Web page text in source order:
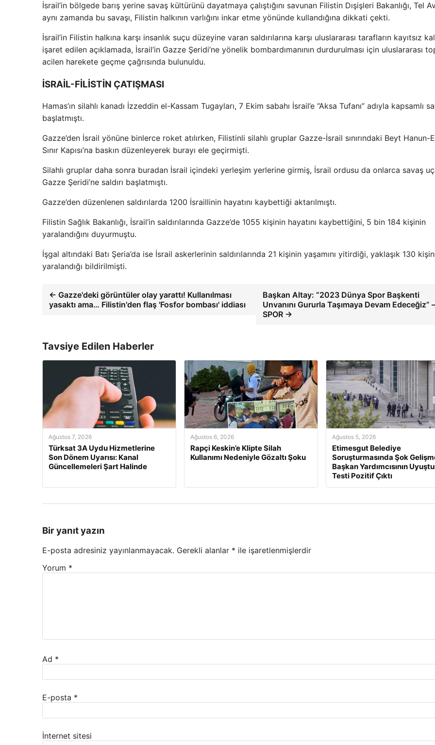
İsrail’in bölgede barış yerine savaş kültürünü dayatmaya çalıştığını savunan Filistin Dışişleri Bakanlığı, Tel
aynı zamanda bu savaşı, Filistin halkının varlığını inkar etme yönünde kullandığına dikkati çekti.
İsrail’in Filistin halkına karşı insanlık suçu düzeyine varan saldırılarına karşı uluslararası tarafların kayıtsız
işaret edilen açıklamada, İsrail’in Gazze Şeridi’ne yönelik bombardımanının durdurulması için uluslararası
acilen harekete geçme çağrısında bulunuldu.
İSRAİL-FİLİSTİN ÇATIŞMASI
Hamas’ın silahlı kanadı İzzeddin el-Kassam Tugayları, 7 Ekim sabahı İsrail’e “Aksa Tufanı” adıyla kapsamlı
başlatmıştı.
Gazze’den İsrail yönüne binlerce roket atılırken, Filistinli silahlı gruplar Gazze-İsrail sınırındaki Beyt Hanun-
Sınır Kapısı’na baskın düzenleyerek burayı ele geçirmişti.
Silahlı gruplar daha sonra buradan İsrail içindeki yerleşim yerlerine girmiş, İsrail ordusu da onlarca savaş
Gazze Şeridi’ne saldırı başlatmıştı.
Gazze’den düzenlenen saldırılarda 1200 İsraillinin hayatını kaybettiği aktarılmıştı.
Filistin Sağlık Bakanlığı, İsrail’in saldırılarında Gazze’de 1055 kişinin hayatını kaybettiğini, 5 bin 184 kişinin
yaralandığını duyurmuştu.
İşgal altındaki Batı Şeria’da ise İsrail askerlerinin saldırılarında 21 kişinin yaşamını yitirdiği, yaklaşık 130
yaralandığı bildirilmişti.
← Gazze'deki görüntüler olay yarattı! Kullanılması
yasaktı ama… Filistin'den flaş 'Fosfor bombası' iddiası
Başkan Altay: “2023 Dünya Spor Başkenti
Unvanını Gururla Taşımaya Devam Edeceğiz” –
SPOR →
Tavsiye Edilen Haberler
Ağustos 7, 2026
Türksat 3A Uydu Hizmetlerine
Son Dönem Uyarısı: Kanal
Güncellemeleri Şart Halinde
Ağustos 6, 2026
Rapçi Keskin’e Klipte Silah
Kullanımı Nedeniyle Gözaltı Şoku
Ağustos 5, 2026
Etimesgut Belediye
Soruşturmasında Şok
Başkan Yardımcısının
Testi Pozitif Çıktı
Bir yanıt yazın
E-posta adresiniz yayınlanmayacak. Gerekli alanlar * ile işaretlenmişlerdir
Yorum *
Ad *
E-posta *
İnternet sitesi